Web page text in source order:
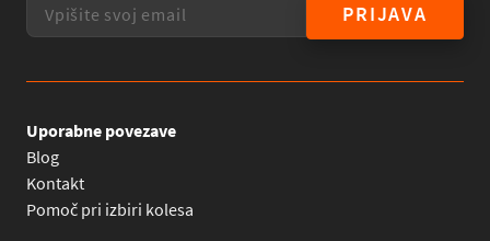
PRIJAVA
Uporabne povezave
Blog
Kontakt
Pomoč pri izbiri kolesa